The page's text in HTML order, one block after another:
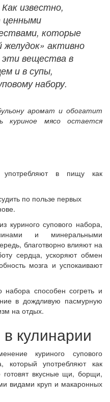
Как известно,
ценными
которые
активно
вещества в
и в супы,
набору.
аромат и обогатит
куриное мясо остается
в пищу как
по пользе первых
куриного супового набора,
и минеральными
благотворно влияют на
сердца, ускоряют обмен
мозга и успокаивают
набора способен согреть и
в дождливую пасмурную
на отдых.
кулинарии
куриного супового
употребляют как
вкусные щи, борщи,
видами круп и макаронных